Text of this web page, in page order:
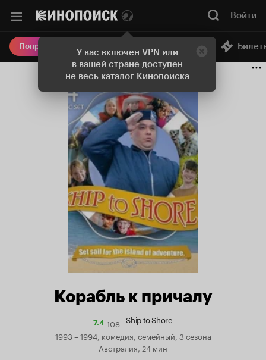
У вас включен VPN или
в вашей стране доступен
не весь каталог Кинопоиска
Войти
Попробовать Плюс Онлайн-кинотеатр
Корабль к причалу
7.4Рейтинг
7.4
108 Ship to Shore
1993 – 1994, комедия, семейный, 3 сезона
Австралия, 24 мин